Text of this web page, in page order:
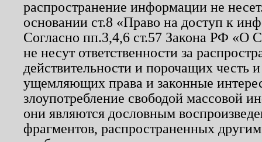
распространение информации не
основании ст.8 «Право на доступ к
Согласно пп.3,4,6 ст.57 Закона РФ «О
не несут ответственности за
действительности и порочащих честь
ущемляющих права и законные
злоупотребление свободой массовой
они являются дословным
фрагментов, распространенных